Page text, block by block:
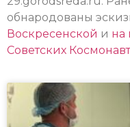
обнародованы
Воскресенской и на
Советских